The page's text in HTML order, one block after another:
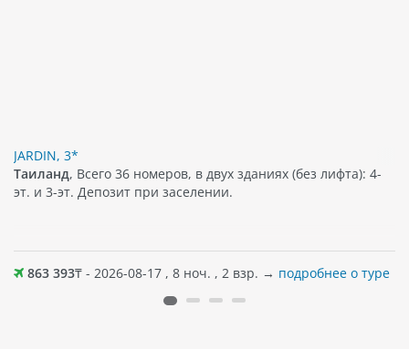
JARDIN, 3*
Таиланд, Всего 36 номеров, в двух зданиях (без лифта): 4-
эт. и 3-эт. Депозит при заселении.
863 393₸ - 2026-08-17 , 8 ноч. , 2 взр. → подробнее о туре